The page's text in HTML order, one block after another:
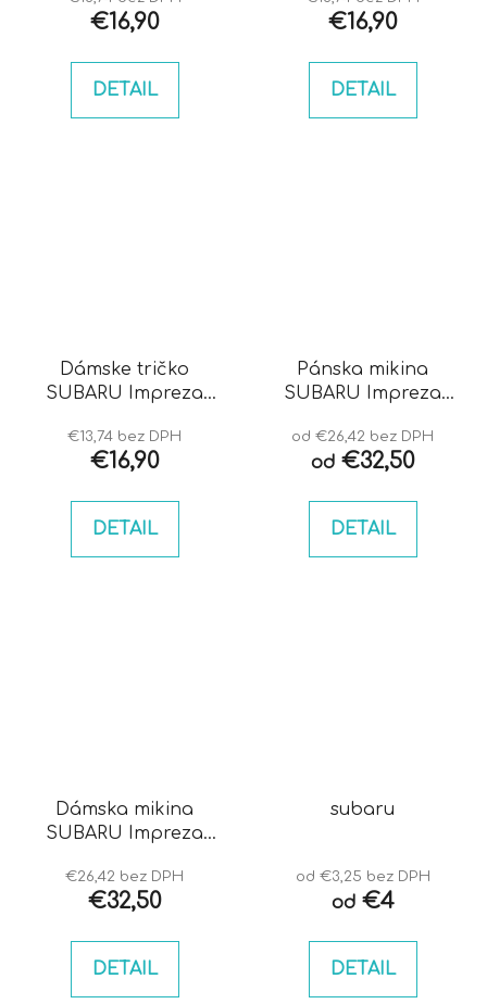
€16,90
DETAIL
€16,90
DETAIL
Dámske tričko
SUBARU Impreza
€13,74 bez DPH
€16,90
DETAIL
Pánska mikina
SUBARU Impreza
od €26,42 bez DPH
od€32,50
DETAIL
Dámska mikina
SUBARU Impreza
€26,42 bez DPH
€32,50
DETAIL
subaru
od €3,25 bez DPH
od€4
DETAIL